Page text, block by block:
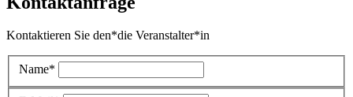
Kontaktieren Sie den*die Veranstalter*in
Name*